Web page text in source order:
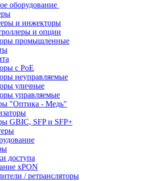
оборудование
и инжекторы
и опции
промышленные
c PoE
неуправляемые
уличные
управляемые
"Оптика - Медь"
GBIC, SFP и SFP+
доступа
хPON
/ ретрансляторы